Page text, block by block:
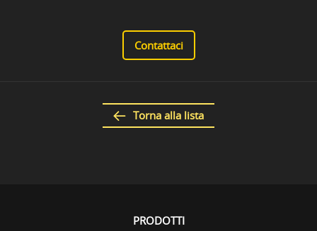
Contattaci
Torna alla lista
PRODOTTI